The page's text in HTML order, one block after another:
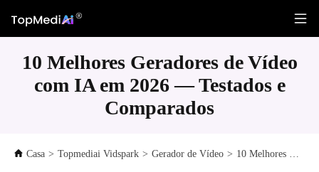
10 Melhores Geradores de Vídeo
com IA em 2026 — Testados e
Comparados
Casa > Topmediai Vidspark > Gerador de Vídeo > 10 Melhores Geradores de Vídeo com IA em 2026 — Testados e Comparados